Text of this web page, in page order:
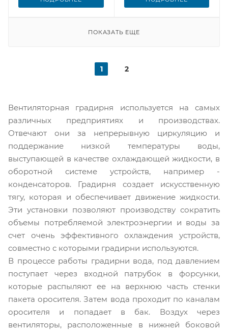
ПОКАЗАТЬ ЕЩЕ
1 2
Вентиляторная градирня используется на самых
различных предприятиях и производствах.
Отвечают они за непрерывную циркуляцию и
поддержание низкой температуры воды,
выступающей в качестве охлаждающей жидкости, в
оборотной системе устройств, например -
конденсаторов. Градирня создает искусственную
тягу, которая и обеспечивает движение жидкости.
Эти установки позволяют производству сократить
объемы потребляемой электроэнергии и воды за
счет очень эффективного охлаждения устройств,
совместно с которыми градирни используются.
В процессе работы градирни вода, под давлением
поступает через входной патрубок в форсунки,
которые распыляют ее на верхнюю часть стенки
пакета оросителя. Затем вода проходит по каналам
оросителя и попадает в бак. Воздух через
вентиляторы, расположенные в нижней боковой